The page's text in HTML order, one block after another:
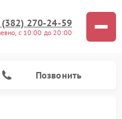
(382) 270-24-59
с 10:00 до 20:00
Позвонить